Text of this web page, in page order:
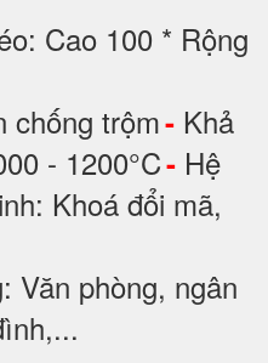
Cao 100 * Rộng
chống trộm- Khả
- 1200°C- Hệ
Khoá đổi mã,
Văn phòng, ngân